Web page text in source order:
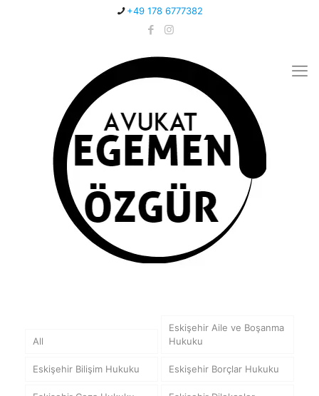
+49 178 6777382
All
Eskişehir Aile ve Boşanma
Hukuku
Eskişehir Bilişim Hukuku Eskişehir Borçlar Hukuku